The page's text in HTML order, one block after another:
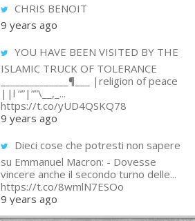
CHRIS BENOIT
9 years ago
YOU HAVE BEEN VISITED BY THE
ISLAMIC TRUCK OF TOLERANCE
______________¶___ |religion of peace
||l “”|””\__,_...
https://t.co/yUD4QSKQ78
9 years ago
Dieci cose che potresti non sapere
su Emmanuel Macron: - Dovesse
vincere anche il secondo turno delle...
https://t.co/8wmlN7ESOo
9 years ago